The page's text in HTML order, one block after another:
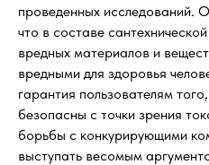
проведенных исследований.
что в составе
вредных материалов и
вредными для здоровья
гарантия пользователям
безопасны с точки зрения
борьбы с конкурирующими
выступать весомым